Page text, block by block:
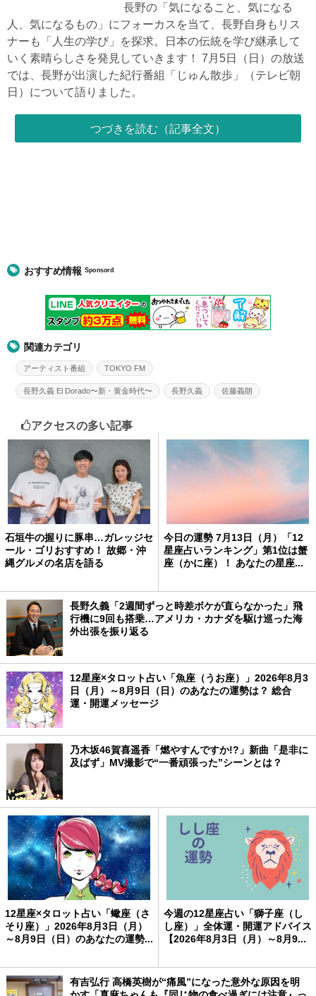
長野の「気になること、気になる
人、気になるもの」にフォーカスを当て、長野自身もリス
ナーも「人生の学び」を探求。日本の伝統を学び継承して
いく素晴らしさを発見していきます！ 7月5日（日）の放送
では、長野が出演した紀行番組「じゅん散歩」（テレビ朝
日）について語りました。
つづきを読む（記事全文）
おすすめ情報Sponsord
関連カテゴリ
アーティスト番組 TOKYO FM
長野久義 El Dorado〜新・黄金時代〜 長野久義 佐藤義朗
アクセスの多い記事
石垣牛の握りに豚串…ガレッジセ
ール・ゴリおすすめ！ 故郷・沖
縄グルメの名店を語る
今日の運勢 7月13日（月）「12
星座占いランキング」第1位は蟹
座（かに座）！ あなたの星座...
長野久義「2週間ずっと時差ボケが直らなかった」飛
行機に9回も搭乗…アメリカ・カナダを駆け巡った海
外出張を振り返る
12星座×タロット占い「魚座（うお座）」2026年8月3
日（月）～8月9日（日）のあなたの運勢は？ 総合
運・開運メッセージ
乃木坂46賀喜遥香「燃やすんですか!?」新曲「是非に
及ばず」MV撮影で“一番頑張った”シーンとは？
12星座×タロット占い「蠍座（さ
そり座）」2026年8月3日（月）
～8月9日（日）のあなたの運勢...
今週の12星座占い「獅子座（し
し座）」全体運・開運アドバイス
【2026年8月3日（月）～8月9...
有吉弘行 高橋英樹が“痛風”になった意外な原因を明